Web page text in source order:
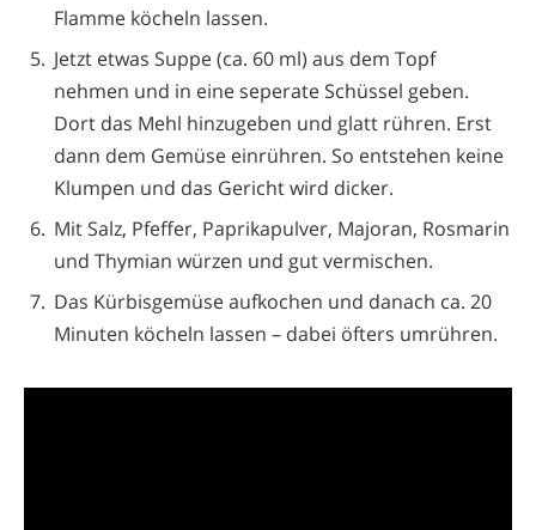
Flamme köcheln lassen.
Jetzt etwas Suppe (ca. 60 ml) aus dem Topf
nehmen und in eine seperate Schüssel geben.
Dort das Mehl hinzugeben und glatt rühren. Erst
dann dem Gemüse einrühren. So entstehen keine
Klumpen und das Gericht wird dicker.
Mit Salz, Pfeffer, Paprikapulver, Majoran, Rosmarin
und Thymian würzen und gut vermischen.
Das Kürbisgemüse aufkochen und danach ca. 20
Minuten köcheln lassen – dabei öfters umrühren.